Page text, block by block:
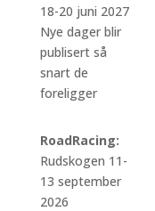
18-20 juni 2027
Nye dager blir
publisert så
snart de
foreligger
RoadRacing:
Rudskogen 11-
13 september
2026